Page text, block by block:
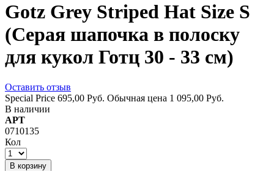
Gotz Grey Striped Hat Size S
(Серая шапочка в полоcку
для кукол Готц 30 - 33 см)
Оставить отзыв
Special Price 695,00 Руб. Обычная цена 1 095,00 Руб.
В наличии
АРТ
0710135
Кол
В корзину